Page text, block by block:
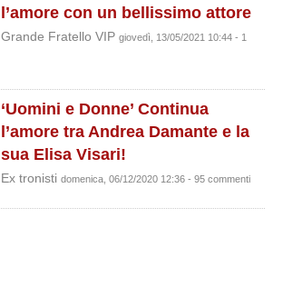
l’amore con un bellissimo attore
Grande Fratello VIP giovedì, 13/05/2021 10:44 - 1
‘Uomini e Donne’ Continua
l’amore tra Andrea Damante e la
sua Elisa Visari!
Ex tronisti domenica, 06/12/2020 12:36 - 95 commenti